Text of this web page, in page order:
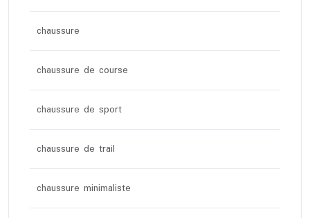
chaussure
chaussure de course
chaussure de sport
chaussure de trail
chaussure minimaliste